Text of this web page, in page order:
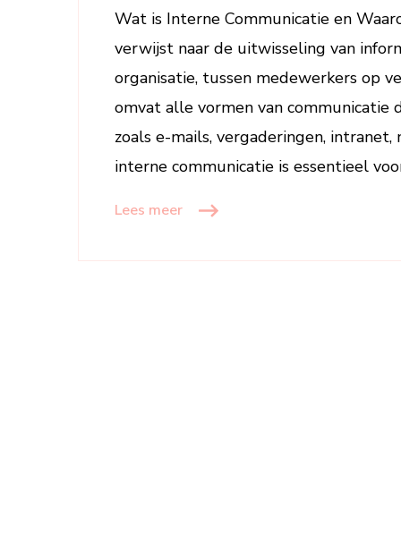
Wat is Interne Communicatie en
verwijst naar de uitwisseling van
organisatie, tussen medewerkers op
omvat alle vormen van communicatie
zoals e-mails, vergaderingen,
interne communicatie is essentieel
Lees meer